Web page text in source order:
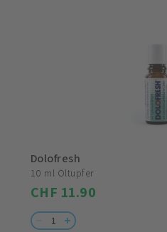
Dolofresh
10 ml Öltupfer
CHF 11.90